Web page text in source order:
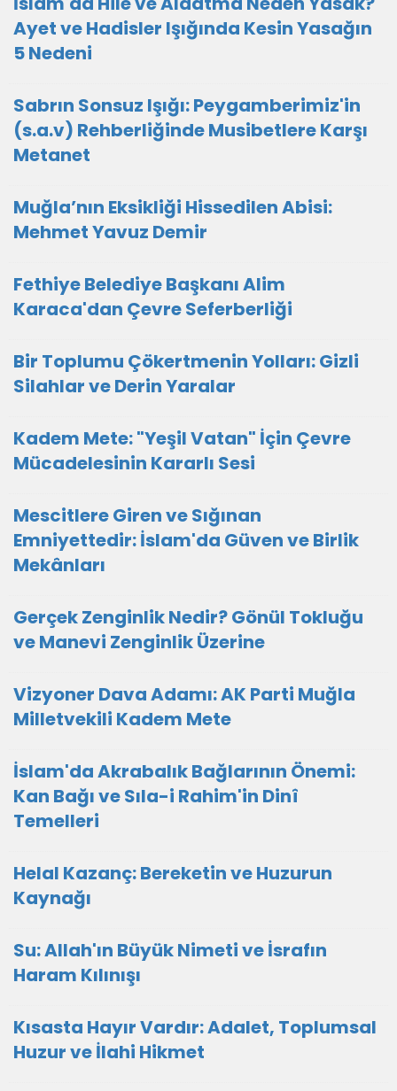
Ayet ve Hadisler Işığında Kesin Yasağın
5 Nedeni
Sabrın Sonsuz Işığı: Peygamberimiz'in
(s.a.v) Rehberliğinde Musibetlere Karşı
Metanet
Muğla’nın Eksikliği Hissedilen Abisi:
Mehmet Yavuz Demir
Fethiye Belediye Başkanı Alim
Karaca'dan Çevre Seferberliği
Bir Toplumu Çökertmenin Yolları: Gizli
Silahlar ve Derin Yaralar
Kadem Mete: "Yeşil Vatan" İçin Çevre
Mücadelesinin Kararlı Sesi
Mescitlere Giren ve Sığınan
Emniyettedir: İslam'da Güven ve Birlik
Mekânları
Gerçek Zenginlik Nedir? Gönül Tokluğu
ve Manevi Zenginlik Üzerine
Vizyoner Dava Adamı: AK Parti Muğla
Milletvekili Kadem Mete
İslam'da Akrabalık Bağlarının Önemi:
Kan Bağı ve Sıla-i Rahim'in Dinî
Temelleri
Helal Kazanç: Bereketin ve Huzurun
Kaynağı
Su: Allah'ın Büyük Nimeti ve İsrafın
Haram Kılınışı
Kısasta Hayır Vardır: Adalet, Toplumsal
Huzur ve İlahi Hikmet